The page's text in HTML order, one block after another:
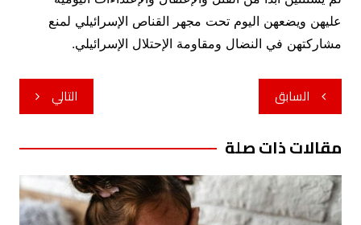
عليهن ويضعهن اليوم تحت مجهر القناص الإسرائيلي لمنع
مشاركتهن في النضال ومقاومة الإحتلال الإسرائيلي.
تصفّح
المقالات
السابق التالي
مقالات ذات صلة